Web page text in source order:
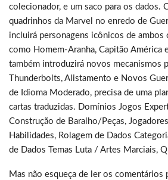
colecionador, e um saco para os dados.
quadrinhos da Marvel no enredo de
incluirá personagens icônicos de
como Homem-Aranha, Capitão América
também introduzirá novos mecanismos
Thunderbolts, Alistamento e Novos
de Idioma Moderado, precisa de uma
cartas traduzidas. Domínios Jogos
Construção de Baralho/Peças,
Habilidades, Rolagem de Dados
de Dados Temas Luta / Artes Marciais,
Mas não esqueça de ler os comentários